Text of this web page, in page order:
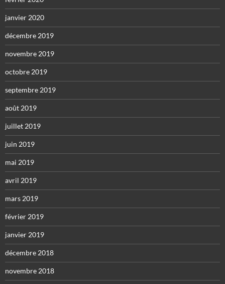
janvier 2020
décembre 2019
novembre 2019
octobre 2019
septembre 2019
août 2019
juillet 2019
juin 2019
mai 2019
avril 2019
mars 2019
février 2019
janvier 2019
décembre 2018
novembre 2018